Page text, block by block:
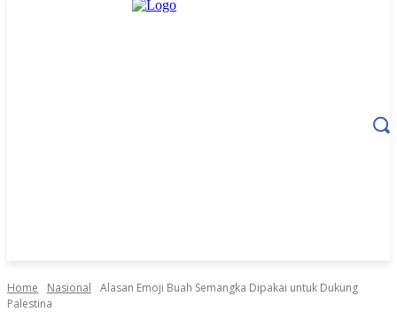
Home Nasional
Alasan Emoji Buah Semangka Dipakai untuk Dukung
Palestina